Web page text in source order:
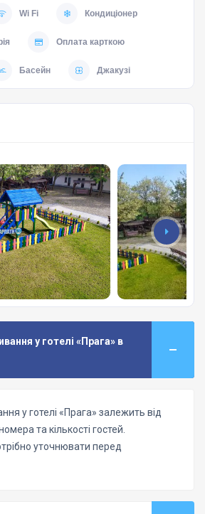
Wi Fi Кондиціонер
Оплата карткою
Басейн Джакузі
у готелі «Прага» в
у готелі «Прага» залежить від
та кількості гостей.
уточнювати перед